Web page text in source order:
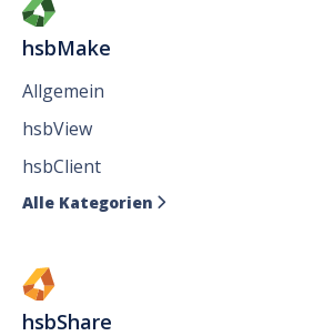
hsbMake
Allgemein
hsbView
hsbClient
Alle Kategorien 
hsbShare